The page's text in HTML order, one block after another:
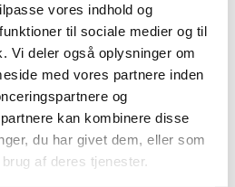
vores indhold og
til sociale medier og til
Vi deler også oplysninger om
med vores partnere inden
og
kan kombinere disse
du har givet dem, eller som
af deres tjenester.